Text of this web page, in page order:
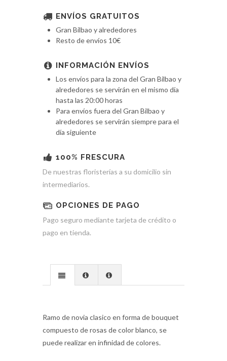
ENVÍOS GRATUITOS
Gran Bilbao y alrededores
Resto de envíos 10€
INFORMACIÓN ENVÍOS
Los envíos para la zona del Gran Bilbao y
alrededores se servirán en el mismo día
hasta las 20:00 horas
Para envíos fuera del Gran Bilbao y
alrededores se servirán siempre para el
día siguiente
100% FRESCURA
De nuestras floristerías a su domicilio sin
intermediarios.
OPCIONES DE PAGO
Pago seguro mediante tarjeta de crédito o
pago en tienda.
Ramo de novia clasico en forma de bouquet
compuesto de rosas de color blanco, se
puede realizar en infinidad de colores.